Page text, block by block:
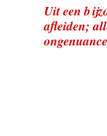
Uit een
afleiden;